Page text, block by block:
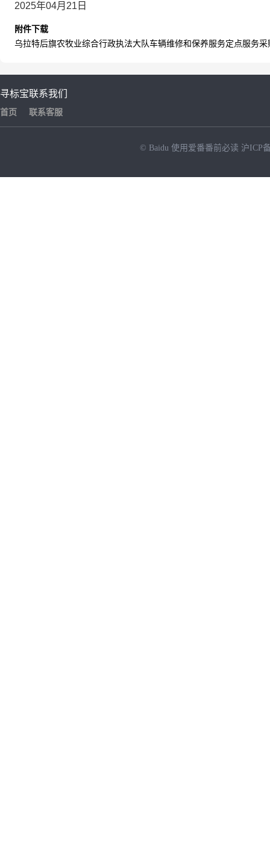
2025年04月21日
附件下载
乌拉特后旗农牧业综合行政执法大队车辆维修和保养服务定点服务采
寻标宝
首页
联系我们
联系客服
© Baidu 使用爱番番前必读 沪ICP